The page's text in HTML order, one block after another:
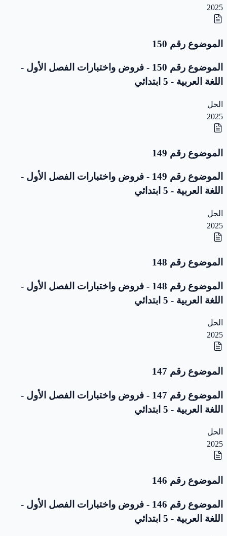
2025
الموضوع رقم 150
الموضوع رقم 150 - فروض واختبارات الفصل الأول -
اللغة العربية - 5 ابتدائي
الحل
2025
الموضوع رقم 149
الموضوع رقم 149 - فروض واختبارات الفصل الأول -
اللغة العربية - 5 ابتدائي
الحل
2025
الموضوع رقم 148
الموضوع رقم 148 - فروض واختبارات الفصل الأول -
اللغة العربية - 5 ابتدائي
الحل
2025
الموضوع رقم 147
الموضوع رقم 147 - فروض واختبارات الفصل الأول -
اللغة العربية - 5 ابتدائي
الحل
2025
الموضوع رقم 146
الموضوع رقم 146 - فروض واختبارات الفصل الأول -
اللغة العربية - 5 ابتدائي